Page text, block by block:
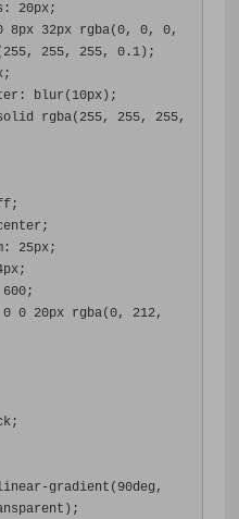
: 20px;
8px 32px rgba(0, 0, 0,
255, 255, 255, 0.1 );
;
: blur ( 10px );
rgba( 255, 255, 255,
;
;
: 25px;
;
600;
0 0 20px rgba(0, 212,
;
gradient ( 90deg ,
);